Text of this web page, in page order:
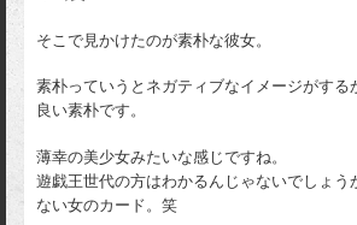
そこで見かけたのが素朴な彼女。
素朴っていうとネガティブなイメージがする
良い素朴です。
薄幸の美少女みたいな感じですね。
遊戯王世代の方はわかるんじゃないでしょう
ない女のカード。笑